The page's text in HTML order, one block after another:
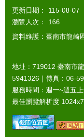
更新日期：
115-08-07
瀏覽人次：
166
資料維護：臺南市龍崎
地址：719012 臺南市
5941326｜傳真：06-
服務時間：週一~週五
最佳瀏覽解析度